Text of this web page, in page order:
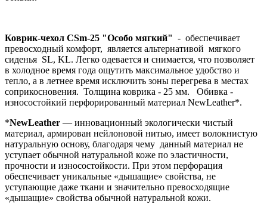
Коврик-чехол CSm-25 "Особо мягкий" - обеспечивает
превосходный комфорт, является альтернативой мягкого
сиденья SL, KL. Легко одевается и снимается, что позволяет
в холодное время года ощутить максимальное удобство и
тепло, а в летнее время исключить зоны перегрева в местах
соприкосновения. Толщина коврика - 25 мм. Обивка -
износостойкий перфорированный материал NewLeather*.
*NewLeather — инновационный экологически чистый
материал, армирован нейлоновой нитью, имеет волокнистую
натуральную основу, благодаря чему данный материал не
уступает обычной натуральной коже по эластичности,
прочности и износостойкости. При этом перфорация
обеспечивает уникальные «дышащие» свойства, не
уступающие даже ткани и значительно превосходящие
«дышащие» свойства обычной натуральной кожи.